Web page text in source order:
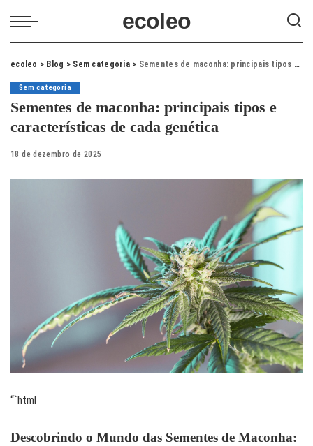
ecoleo
ecoleo > Blog > Sem categoria> Sementes de maconha: principais tipos e características de cada genética
Sem categoria
Sementes de maconha: principais tipos e
características de cada genética
18 de dezembro de 2025
“`html
Descobrindo o Mundo das Sementes de Maconha: